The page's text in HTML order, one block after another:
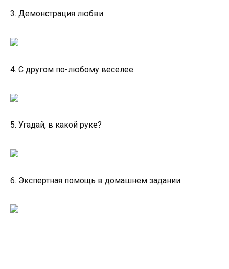
3. Демонстрация любви
4. С другом по-любому веселее.
5. Угадай, в какой руке?
6. Экспертная помощь в домашнем задании.